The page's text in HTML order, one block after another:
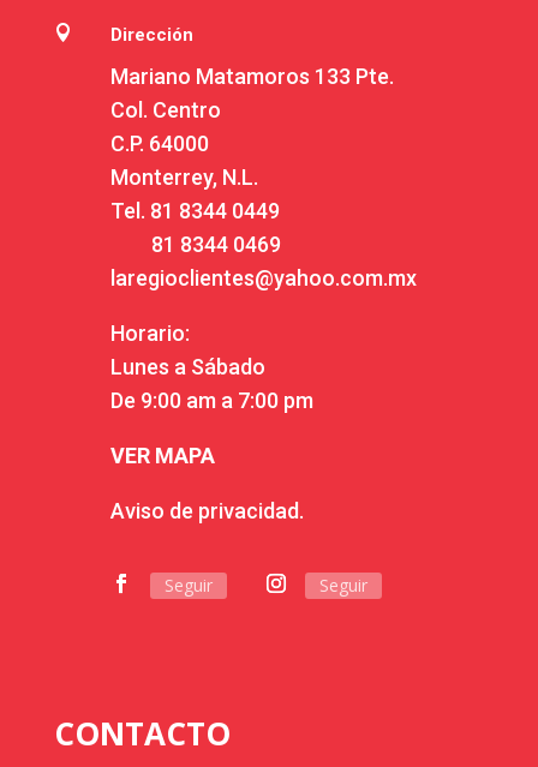
 Dirección
Mariano Matamoros 133 Pte.
Col. Centro
C.P. 64000
Monterrey, N.L.
Tel. 81 8344 0449
81 8344 0469
laregioclientes@yahoo.com.mx
Horario:
Lunes a Sábado
De 9:00 am a 7:00 pm
VER MAPA
Aviso de privacidad.
Seguir Seguir
CONTACTO